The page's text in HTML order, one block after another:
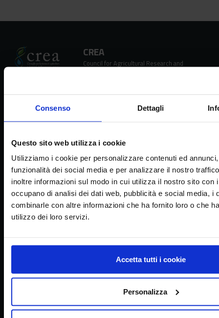
Consenso Dettagli
Questo sito web utilizza i cookie
Utilizziamo i cookie per personalizzare contenuti ed
funzionalità dei social media e per analizzare il nostro
inoltre informazioni sul modo in cui utilizza il nostro sito con
occupano di analisi dei dati web, pubblicità e social media, i
combinarle con altre informazioni che ha fornito loro o che
utilizzo dei loro servizi.
Accetta tutti i cookie
Personalizza
CREA
Council for Agricultural Research and
Headquarters
Via della Navicella 2/4, 00184 Roma
Partita IVA 08183101008
C.F.: 97231970589
tel. + 39 06 478361
emailcrea@crea.gov.it
Requests to the URP and forms
tel. + 39 06 51494600
PRESS OFFICE